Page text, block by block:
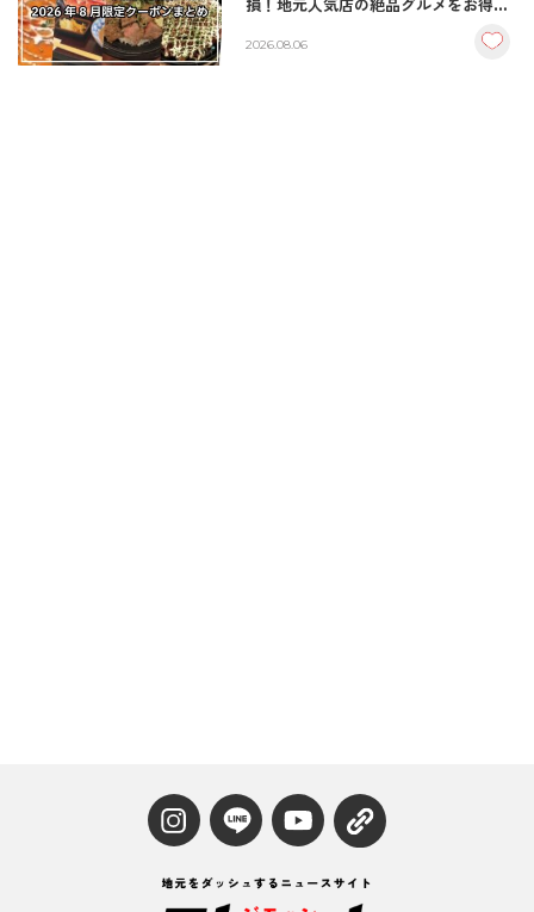
損！地元人気店の絶品グルメをお得に
2026.08.06